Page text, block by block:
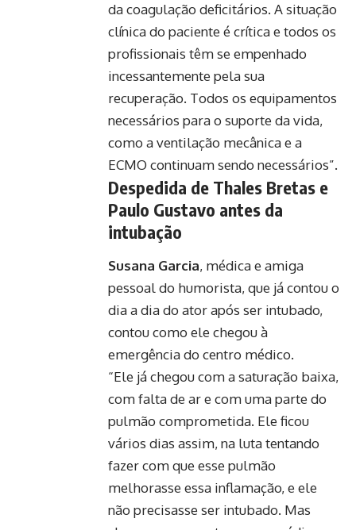
da coagulação deficitários. A situação
clínica do paciente é crítica e todos os
profissionais têm se empenhado
incessantemente pela sua
recuperação. Todos os equipamentos
necessários para o suporte da vida,
como a ventilação mecânica e a
ECMO continuam sendo necessários”.
Despedida de Thales Bretas e
Paulo Gustavo antes da
intubação
Susana Garcia, médica e amiga
pessoal do humorista, que já contou o
dia a dia do ator após ser intubado,
contou como ele chegou à
emergência do centro médico.
“Ele já chegou com a saturação baixa,
com falta de ar e com uma parte do
pulmão comprometida. Ele ficou
vários dias assim, na luta tentando
fazer com que esse pulmão
melhorasse essa inflamação, e ele
não precisasse ser intubado. Mas